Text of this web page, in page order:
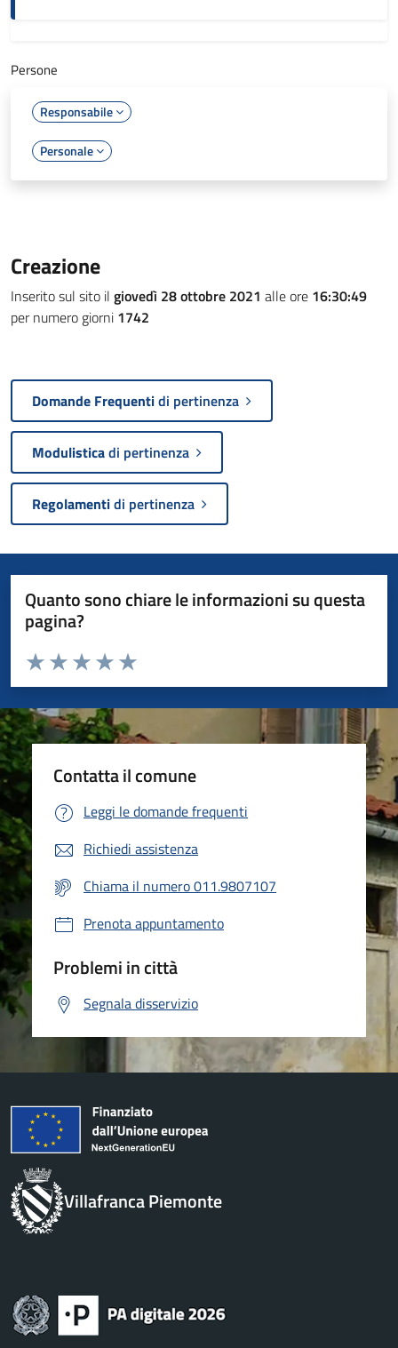
Persone
Responsabile
Personale
Creazione
Inserito sul sito il giovedì 28 ottobre 2021 alle ore 16:30:49
per numero giorni 1742
Domande Frequentidi pertinenza
Modulisticadi pertinenza
Regolamentidi pertinenza
Quanto sono chiare le informazioni su questa
pagina?
Valuta da 1 a 5 stelle la pagina
Valuta 5 stelle su 5
Valuta 4 stelle su 5
Valuta 3 stelle su 5
Valuta 2 stelle su 5
Valuta 1 stelle su 5
Contatta il comune
Leggi le domande frequenti
Richiedi assistenza
Chiama il numero 011.9807107
Prenota appuntamento
Problemi in città
Segnala disservizio
Villafranca Piemonte